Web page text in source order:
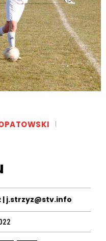
| j.strzyz@stv.info